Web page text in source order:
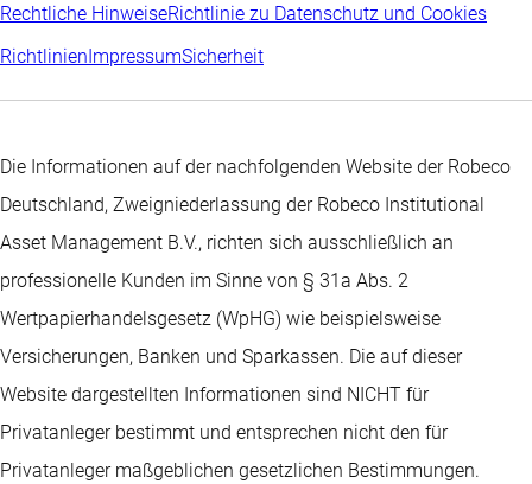
Rechtliche HinweiseRichtlinie zu Datenschutz und Cookies
RichtlinienImpressumSicherheit
Die Informationen auf der nachfolgenden Website der Robeco
Deutschland, Zweigniederlassung der Robeco Institutional
Asset Management B.V., richten sich ausschließlich an
professionelle Kunden im Sinne von § 31a Abs. 2
Wertpapierhandelsgesetz (WpHG) wie beispielsweise
Versicherungen, Banken und Sparkassen. Die auf dieser
Website dargestellten Informationen sind NICHT für
Privatanleger bestimmt und entsprechen nicht den für
Privatanleger maßgeblichen gesetzlichen Bestimmungen.